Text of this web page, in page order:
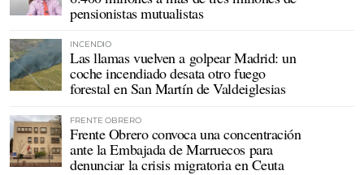
pensionistas mutualistas
INCENDIO
Las llamas vuelven a golpear Madrid: un
coche incendiado desata otro fuego
forestal en San Martín de Valdeiglesias
FRENTE OBRERO
Frente Obrero convoca una concentración
ante la Embajada de Marruecos para
denunciar la crisis migratoria en Ceuta